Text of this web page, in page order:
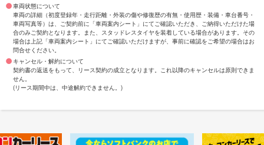
車両状態について
車両の詳細（初度登録年・走行距離・外装の傷や修復歴の有無・使用歴・装備・車台番号・
車両写真等）は、ご契約前に「車両案内シート」にてご確認いただき、ご納得いただけた場
合のみご契約となります。また、スタッドレスタイヤを装着している場合があります。その
場合は上記「車両案内シート」にてご確認いただけますが、事前に確認をご希望の場合はお
問合せください。
キャンセル・解約について
契約書の返送をもって、リース契約の成立となります。これ以降のキャンセルは原則できま
せん。
(リース期間中は、中途解約できません。)